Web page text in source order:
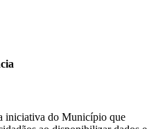
iniciativa do Município que